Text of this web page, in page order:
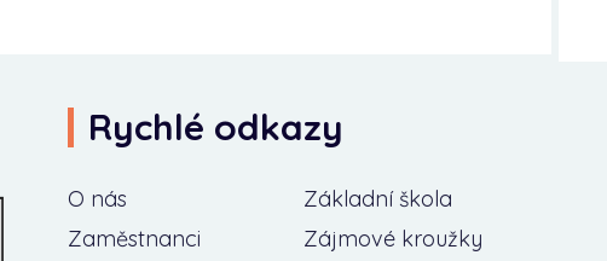
Rychlé odkazy
O nás
Základní škola
Zaměstnanci
Zájmové kroužky